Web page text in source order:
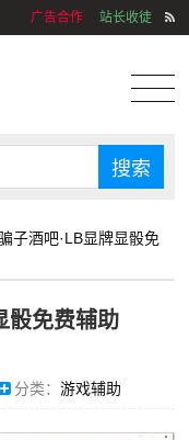
广告合作 站长收徒
子酒吧·LB显牌显骰免
骰免费辅助
分类：游戏辅助